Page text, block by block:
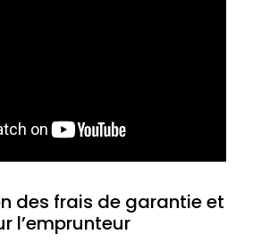
des frais de garantie et
l’emprunteur